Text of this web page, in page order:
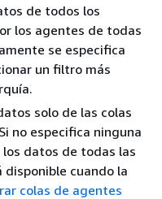
de todos los
los agentes de todas
se especifica
un filtro más
solo de las colas
no especifica ninguna
datos de todas las
disponible cuando la
colas de agentes